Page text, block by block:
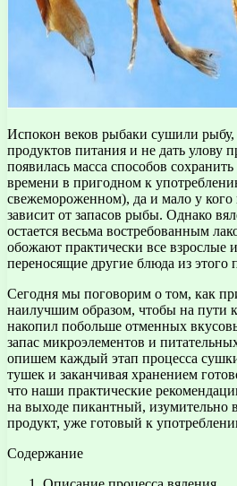
Испокон веков рыбаки сушили рыбу,
продуктов питания и не дать улову
появилась масса способов
времени в пригодном к
свежемороженном), да и мало у
зависит от запасов рыбы. Однако
остается весьма востребованным
обожают практически все взрослые
переносящие другие блюда из этого
Сегодня мы поговорим о том, как
наилучшим образом, чтобы на пути
накопил побольше отменных
запас микроэлементов и
опишем каждый этап процесса
тушек и заканчивая хранением
что наши практические
на выходе пикантный, изумительно
продукт, уже готовый к
Содержание